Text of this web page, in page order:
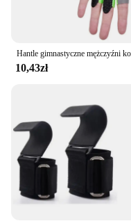
10,43zł